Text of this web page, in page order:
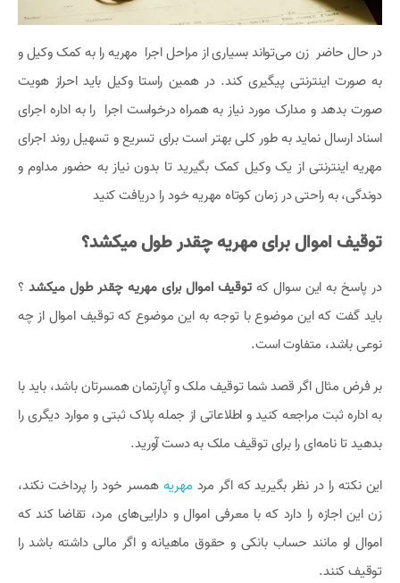
در حال حاضر زن می‌تواند بسیاری از مراحل اجرا مهریه را به کمک وکیل و
به صورت اینترنتی پیگیری کند. در همین راستا وکیل باید احراز هویت
صورت بدهد و مدارک مورد نیاز به همراه درخواست اجرا را به اداره اجرای
اسناد ارسال نماید به طور کلی بهتر است برای تسریع و تسهیل روند اجرای
مهریه اینترنتی از یک وکیل کمک بگیرید تا بدون نیاز به حضور مداوم و
دوندگی، به راحتی در زمان کوتاه مهریه خود را دریافت کنید
توقیف اموال برای مهریه چقدر طول میکشد؟
در پاسخ به این سوال کهتوقیف اموال برای مهریه چقدر طول میکشد ؟
باید گفت که این موضوع با توجه به این موضوع که توقیف اموال از چه
نوعی باشد، متفاوت است.
بر فرض مثال اگر قصد شما توقیف ملک و آپارتمان همسرتان باشد، باید با
به اداره ثبت مراجعه کنید و اطلاعاتی از جمله پلاک ثبتی و موارد دیگری را
بدهید تا نامه‌ای را برای توقیف ملک به دست آورید.
این نکته را در نظر بگیرید که اگر مرد مهریه همسر خود را پرداخت نکند،
زن این اجازه را دارد که با معرفی اموال و دارایی‌های مرد، تقاضا کند که
اموال او مانند حساب بانکی و حقوق ماهیانه و اگر مالی داشته باشد را
توقیف کنند.